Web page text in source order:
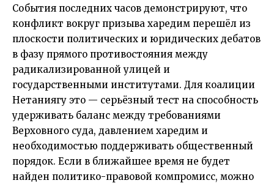
События последних часов демонстрируют, что
конфликт вокруг призыва харедим перешёл из
плоскости политических и юридических дебатов
в фазу прямого противостояния между
радикализированной улицей и
государственными институтами. Для коалиции
Нетаниягу это — серьёзный тест на способность
удерживать баланс между требованиями
Верховного суда, давлением харедим и
необходимостью поддерживать общественный
порядок. Если в ближайшее время не будет
найден политико-правовой компромисс, можно